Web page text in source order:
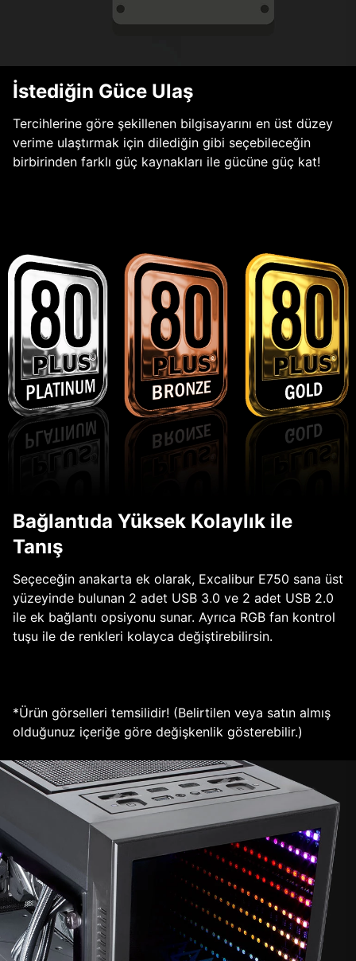
İstediğin Güce Ulaş
Tercihlerine göre şekillenen bilgisayarını en üst düzey
verime ulaştırmak için dilediğin gibi seçebileceğin
birbirinden farklı güç kaynakları ile gücüne güç kat!
Bağlantıda Yüksek Kolaylık ile
Tanış
Seçeceğin anakarta ek olarak, Excalibur E750 sana üst
yüzeyinde bulunan 2 adet USB 3.0 ve 2 adet USB 2.0
ile ek bağlantı opsiyonu sunar. Ayrıca RGB fan kontrol
tuşu ile de renkleri kolayca değiştirebilirsin.
*Ürün görselleri temsilidir! (Belirtilen veya satın almış
olduğunuz içeriğe göre değişkenlik gösterebilir.)